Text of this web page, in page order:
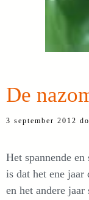
De
3 september 2012
Het spannende
is dat het ene jaar
en het andere